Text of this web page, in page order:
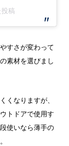
稿
すさが変わって
素材を選びまし
くなりますが、
トドアで使用す
使いなら薄手の